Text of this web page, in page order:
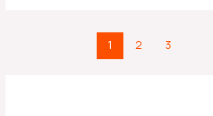
1 2 3